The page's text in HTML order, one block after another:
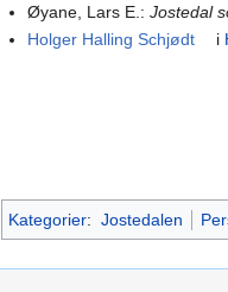
Øyane, Lars E.:Jostedal
Holger Halling Schjødt
i
Kategorier: Jostedalen